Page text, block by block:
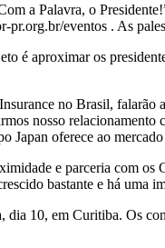
a Palavra, o
eventos . As
aproximar os
no Brasil,
nosso
Japan oferece ao
e parceria com os
bastante e há uma
10, em Curitiba. Os